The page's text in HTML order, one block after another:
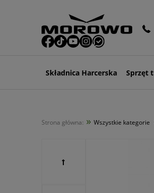
Składnica Harcerska Sprzęt
Strona główna: » Wszystkie kategorie